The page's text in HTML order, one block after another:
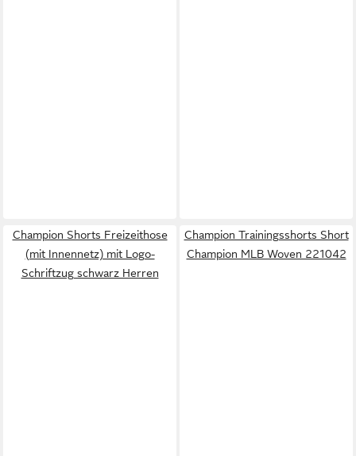
Champion Shorts Freizeithose
(mit Innennetz) mit Logo-
Schriftzug schwarz Herren
Champion Trainingsshorts Short
Champion MLB Woven 221042